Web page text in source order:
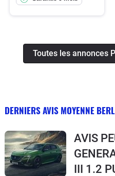
Toutes les annonces
DERNIERS AVIS MOYENNE
AVIS
III 1.2